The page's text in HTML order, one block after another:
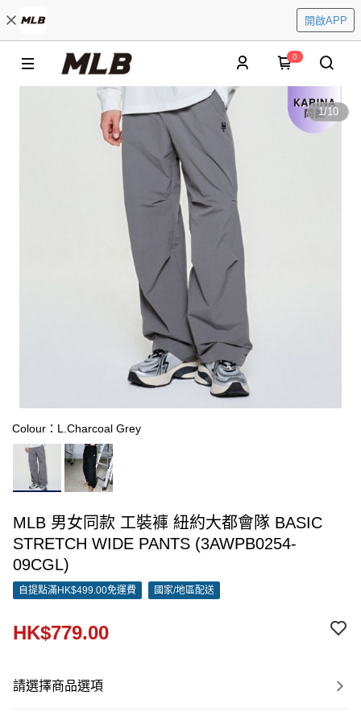
開啟APP
0
1/10
Colour：L.Charcoal Grey
MLB 男女同款 工裝褲 紐約大都會隊 BASIC
STRETCH WIDE PANTS (3AWPB0254-
09CGL)
自提點滿HK$499.00免運費 國家/地區配送
HK$779.00
請選擇商品選項